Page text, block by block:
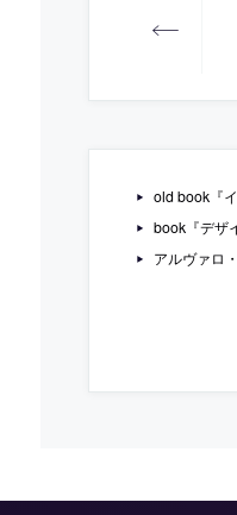
old book『
book『デザ
アルヴァロ